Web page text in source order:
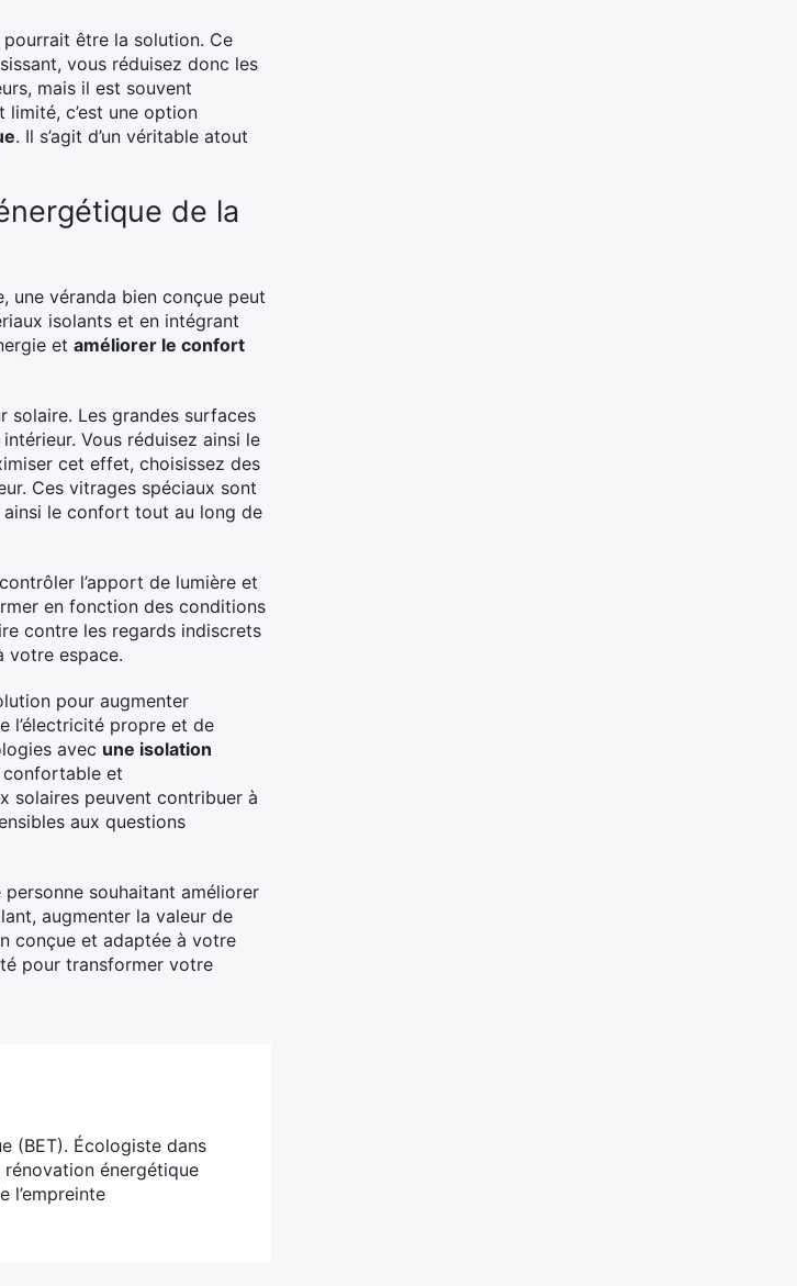
être la solution. Ce
vous réduisez donc les
mais il est souvent
limité, c’est une option
. Il s’agit d’un véritable atout
de la
une véranda bien conçue peut
isolants et en intégrant
et améliorer le confort
solaire. Les grandes surfaces
Vous réduisez ainsi le
cet effet, choisissez des
Ces vitrages spéciaux sont
le confort tout au long de
l’apport de lumière et
en fonction des conditions
contre les regards indiscrets
votre espace.
pour augmenter
l’électricité propre et de
avec une isolation
confortable et
solaires peuvent contribuer à
aux questions
souhaitant améliorer
augmenter la valeur de
conçue et adaptée à votre
pour transformer votre
(BET). Écologiste dans
rénovation énergétique
l’empreinte